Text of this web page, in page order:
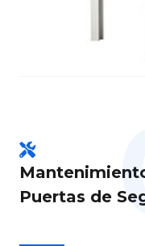
Puertas de